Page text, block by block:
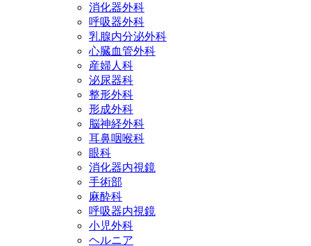
消化器外科
呼吸器外科
乳腺内分泌外科
心臓血管外科
産婦人科
泌尿器科
整形外科
形成外科
脳神経外科
耳鼻咽喉科
眼科
消化器内視鏡
手術部
麻酔科
呼吸器内視鏡
小児外科
ヘルニア